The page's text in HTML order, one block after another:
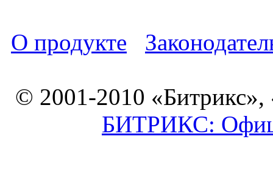
О продукте
© 2001-2010 «Битрикс»,
БИТРИКС: